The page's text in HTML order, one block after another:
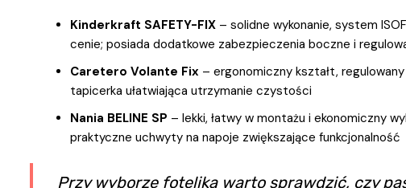
Kinderkraft SAFETY-FIX – solidne wykonanie, system
cenie; posiada dodatkowe zabezpieczenia boczne i
Caretero Volante Fix – ergonomiczny kształt,
tapicerka ułatwiająca utrzymanie czystości
Nania BELINE SP – lekki, łatwy w montażu i ekonomiczny
praktyczne uchwyty na napoje zwiększające funkcjonalność
Przy wyborze fotelika warto sprawdzić, czy